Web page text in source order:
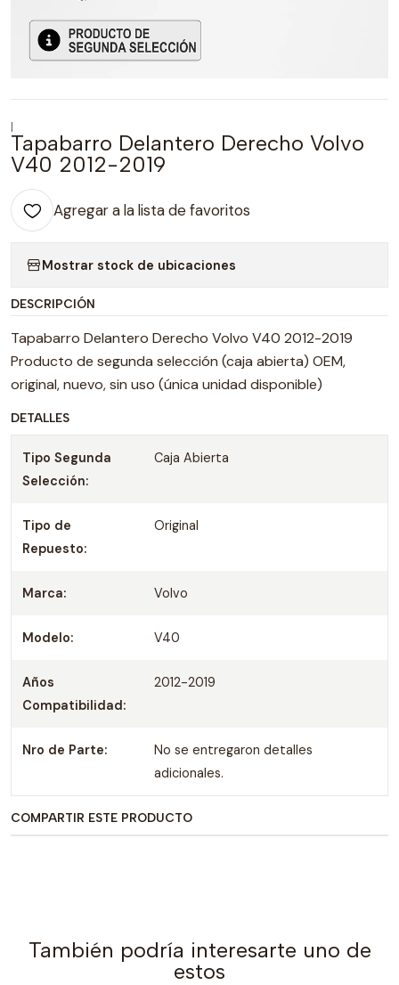
|
Tapabarro Delantero Derecho Volvo
V40 2012-2019
Agregar a la lista de favoritos
Mostrar stock de ubicaciones
DESCRIPCIÓN
Tapabarro Delantero Derecho Volvo V40 2012-2019
Producto de segunda selección (caja abierta) OEM,
original, nuevo, sin uso (única unidad disponible)
DETALLES
Tipo Segunda
Selección:
Caja Abierta
Tipo de
Repuesto:
Original
Marca: Volvo
Modelo: V40
Años
Compatibilidad:
2012 -2019
Nro de Parte:
No se entregaron detalles
adicionales.
COMPARTIR ESTE PRODUCTO
También podría interesarte uno de
estos